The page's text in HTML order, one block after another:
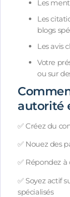
Les
Les
blogs
Les avis
Votre
ou sur
autorité
✅ Créez du
✅ Nouez des
✅ Répondez
✅ Soyez actif
spécialisés